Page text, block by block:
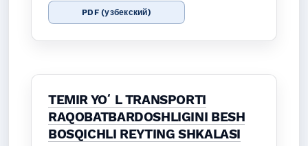
PDF (узбекский)
TEMIR YOʻL TRANSPORTI
RAQOBATBARDOSHLIGINI BESH
BOSQICHLI REYTING SHKALASI